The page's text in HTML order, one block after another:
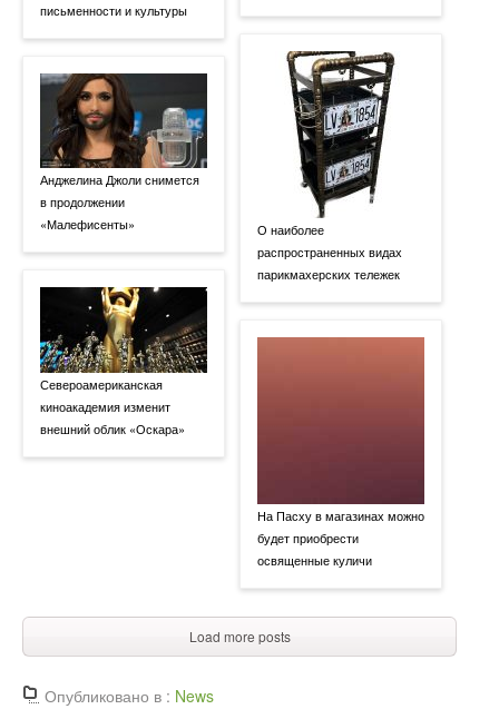
письменности и культуры
Анджелина Джоли снимется
в продолжении
«Малефисенты»
Североамериканская
киноакадемия изменит
внешний облик «Оскара»
О наиболее
распространенных видах
парикмахерских тележек
На Пасху в магазинах можно
будет приобрести
освященные куличи
Load more posts
Опубликовано в : News